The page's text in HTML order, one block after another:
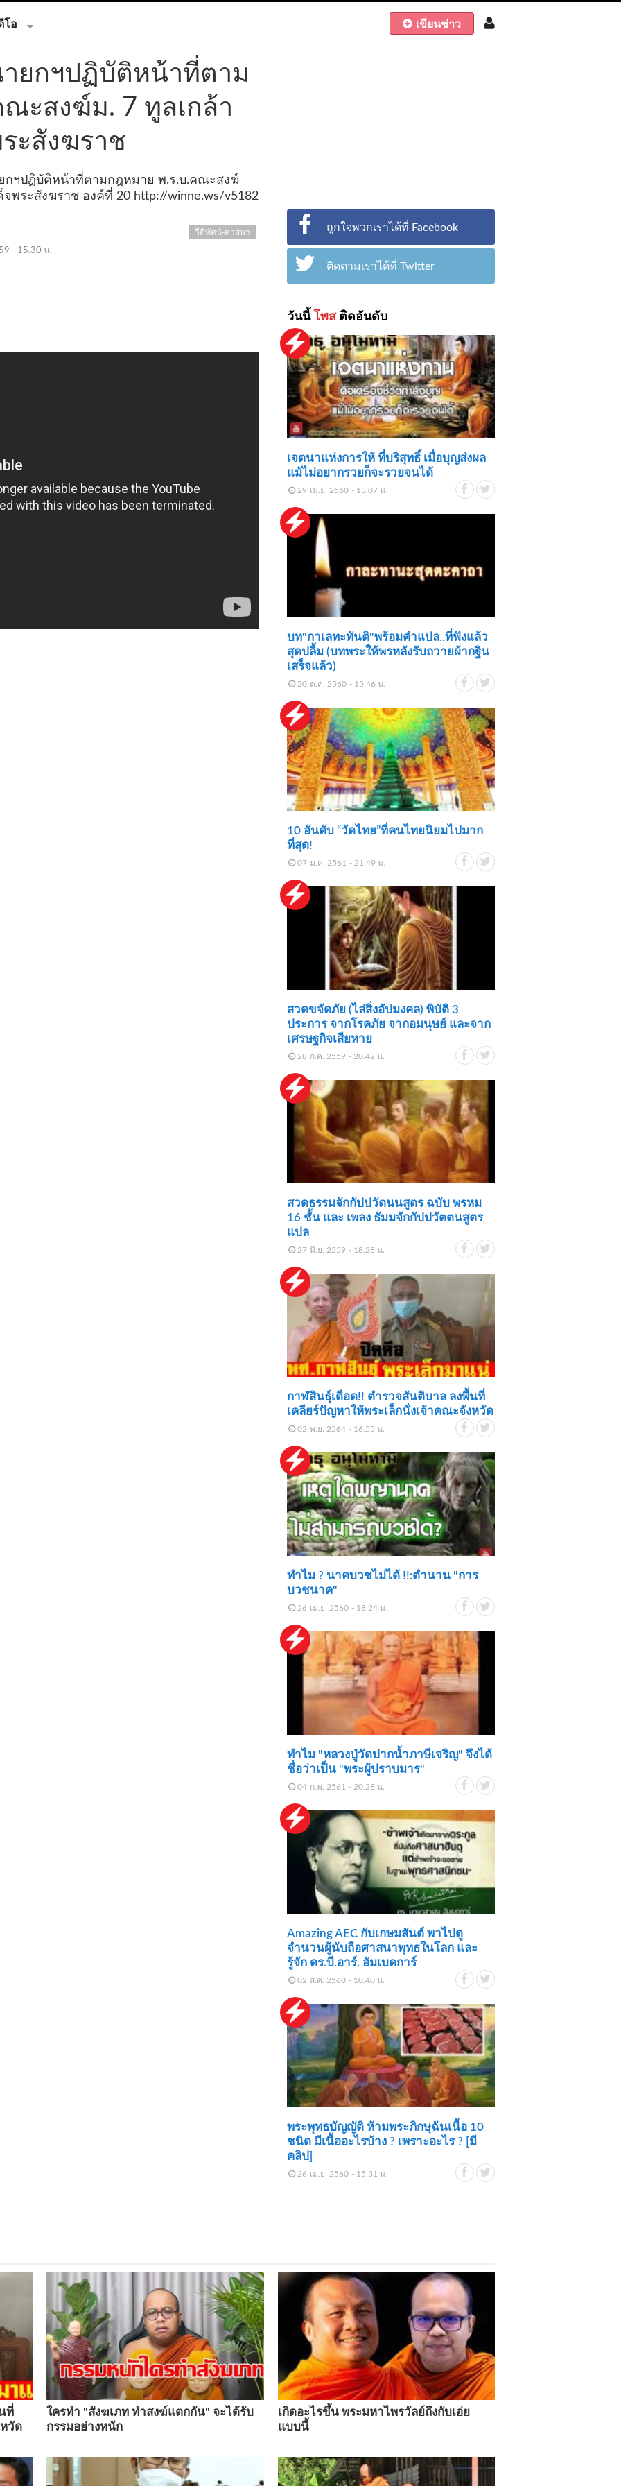
โอ เขียนข่าว
ยกฯปฏิบัติหน้าที่ตาม
ะสงฆ์ม. 7 ทูลเกล้า
ะสังฆราช
กฯปฏิบัติหน้าที่ตามกฎหมาย พ.ร.บ.คณะสงฆ์
จพระสังฆราช องค์ที่ 20 http://winne.ws/v5182
- 15.30 น.
วีดีทัศน์-ศาสนา ถูกใจพวกเราได้ที่ Facebook
ติดตามเราได้ที่ Twitter
วันนี้ โพสติดอันดับ
เจตนาแห่งการให้ ที่บริสุทธิ์ เมื่อบุญส่งผล
แม้ไม่อยากรวยก็จะรวยจนได้
29 เม.ย. 2560 - 13.07 น.
บท"กาเลทะทันติ"พร้อมคำแปล..ที่ฟังแล้ว
สุดปลื้ม (บทพระให้พรหลังรับถวายผ้ากฐิน
เสร็จแล้ว)
20 ต.ค. 2560 - 15.46 น.
10 อันดับ “วัดไทย”ที่คนไทยนิยมไปมาก
ที่สุด!
07 ม.ค. 2561 - 21.49 น.
สวดขจัดภัย (ไล่สิ่งอัปมงคล) พิบัติ 3
ประการ จากโรคภัย จากอมนุษย์ และจาก
เศรษฐกิจเสียหาย
28 ก.ค. 2559 - 20.42 น.
สวดธรรมจักกัปปวัตนนสูตร ฉบับ พรหม
16 ชั้น และ เพลง ธัมมจักกัปปวัตตนสูตร
แปล
27 มิ.ย. 2559 - 18.28 น.
กาฬสินธุ์เดือด!! ตำรวจสันติบาล ลงพื้นที่
เคลียร์ปัญหาให้พระเล็กนั่งเจ้าคณะจังหวัด
02 พ.ย. 2564 - 16.55 น.
ทำไม ? นาคบวชไม่ได้ !!:ตำนาน "การ
บวชนาค"
26 เม.ย. 2560 - 18.24 น.
ทำไม "หลวงปู่วัดปากน้ำภาษีเจริญ" จึงได้
ชื่อว่าเป็น "พระผู้ปราบมาร"
04 ก.พ. 2561 - 20.28 น.
Amazing AEC กับเกษมสันต์ พาไปดู
จำนวนผู้นับถือศาสนาพุทธในโลก และ
รู้จัก ดร.บี.อาร์. อัมเบดการ์
02 ส.ค. 2560 - 10.40 น.
พระพุทธบัญญัติ ห้ามพระภิกษุฉันเนื้อ 10
ชนิด มีเนื้ออะไรบ้าง ? เพราะอะไร ? [มี
คลิป]
26 เม.ย. 2560 - 15.31 น.
ที่
วัด
ใครทำ "สังฆเภท ทำสงฆ์แตกกัน" จะได้รับ
กรรมอย่างหนัก
เกิดอะไรขึ้น พระมหาไพรวัลย์ถึงกับเอ่ย
แบบนี้